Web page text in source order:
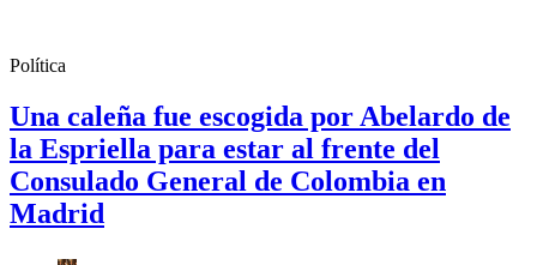
Política
Una caleña fue escogida por Abelardo de
la Espriella para estar al frente del
Consulado General de Colombia en
Madrid